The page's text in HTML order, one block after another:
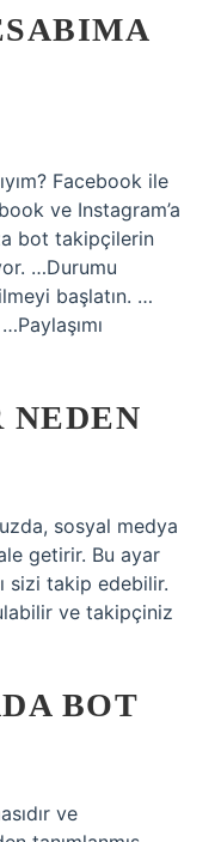
Facebook ile
ve Instagram’a
bot takipçilerin
…Durumu
başlatın. …
NEDEN
sosyal medya
getirir. Bu ayar
sizi takip edebilir.
ve takipçiniz
BOT
ve